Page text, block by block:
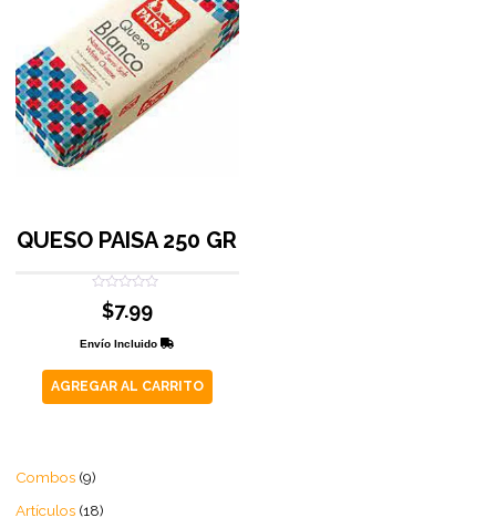
QUESO PAISA 250 GR
Valorado
con
5
$7.99
Envío Incluido
AGREGAR AL CARRITO
Combos 9
Artículos 18